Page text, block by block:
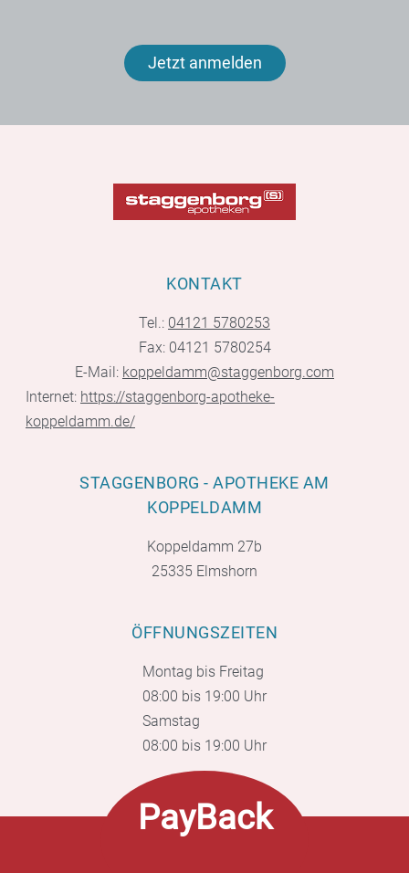
Jetzt anmelden
KONTAKT
Tel.: 04121 5780253
Fax: 04121 5780254
E-Mail: koppeldamm@staggenborg.com
Internet: https://staggenborg-apotheke-
koppeldamm.de/
STAGGENBORG - APOTHEKE AM
KOPPELDAMM
Koppeldamm 27b
25335 Elmshorn
ÖFFNUNGSZEITEN
Montag bis Freitag
08:00 bis 19:00 Uhr
Samstag
08:00 bis 19:00 Uhr
PayBack